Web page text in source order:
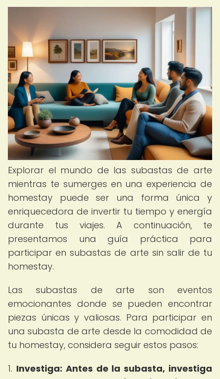
Explorar el mundo de las subastas de arte
mientras te sumerges en una experiencia de
homestay puede ser una forma única y
enriquecedora de invertir tu tiempo y energía
durante tus viajes. A continuación, te
presentamos una guía práctica para
participar en subastas de arte sin salir de tu
homestay.
Las subastas de arte son eventos
emocionantes donde se pueden encontrar
piezas únicas y valiosas. Para participar en
una subasta de arte desde la comodidad de
tu homestay, considera seguir estos pasos:
1. Investiga: Antes de la subasta, investiga